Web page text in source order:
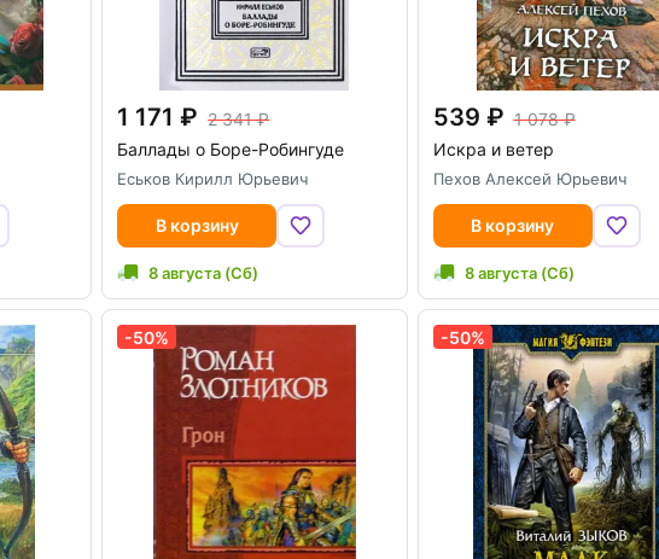
1 171
2 341
Баллады о Боре-Робингуде
Еськов Кирилл Юрьевич
В корзину
8 августа (Сб)
539
1 078
Искра и ветер
Пехов Алексей Юрьевич
В корзину
8 августа (Сб)
-50% -50%